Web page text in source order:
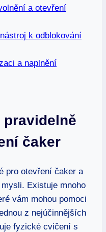
a otevření
k odblokování
a naplnění
pravidelně
čaker
pro otevření čaker a
Existuje mnoho
vám mohou pomoci
z nejúčinnějších
fyzické cvičení s